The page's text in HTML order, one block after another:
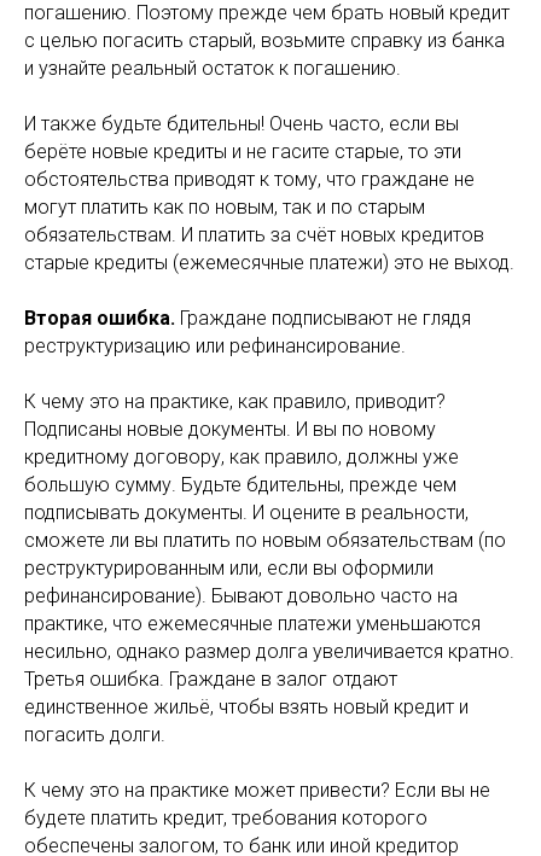
погашению. Поэтому прежде чем брать новый кредит
с целью погасить старый, возьмите справку из банка
и узнайте реальный остаток к погашению.
И также будьте бдительны! Очень часто, если вы
берёте новые кредиты и не гасите старые, то эти
обстоятельства приводят к тому, что граждане не
могут платить как по новым, так и по старым
обязательствам. И платить за счёт новых кредитов
старые кредиты (ежемесячные платежи) это не выход.
Вторая ошибка. Граждане подписывают не глядя
реструктуризацию или рефинансирование.
К чему это на практике, как правило, приводит?
Подписаны новые документы. И вы по новому
кредитному договору, как правило, должны уже
большую сумму. Будьте бдительны, прежде чем
подписывать документы. И оцените в реальности,
сможете ли вы платить по новым обязательствам (по
реструктурированным или, если вы оформили
рефинансирование). Бывают довольно часто на
практике, что ежемесячные платежи уменьшаются
несильно, однако размер долга увеличивается кратно.
Третья ошибка. Граждане в залог отдают
единственное жильё, чтобы взять новый кредит и
погасить долги.
К чему это на практике может привести? Если вы не
будете платить кредит, требования которого
обеспечены залогом, то банк или иной кредитор